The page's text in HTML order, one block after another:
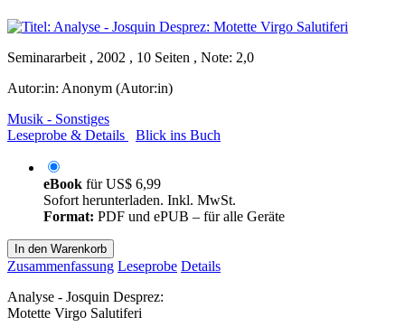
Seminararbeit , 2002 , 10 Seiten , Note: 2,0
Autor:in: Anonym (Autor:in)
Musik - Sonstiges
Leseprobe & Details
Blick ins Buch
eBook fürUS$ 6,99
Sofort herunterladen. Inkl. MwSt.
Format: PDF und ePUB – für alle Geräte
In den Warenkorb
Zusammenfassung Leseprobe Details
Analyse - Josquin Desprez:
Motette Virgo Salutiferi